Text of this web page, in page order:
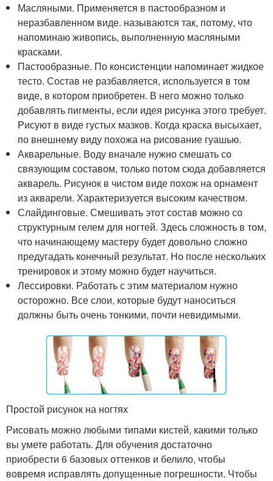
Масляными. Применяется в пастообразном и
неразбавленном виде. называются так, потому, что
напоминаю живопись, выполненную масляными
красками.
Пастообразные. По консистенции напоминает жидкое
тесто. Состав не разбавляется, используется в том
виде, в котором приобретен. В него можно только
добавлять пигменты, если идея рисунка этого требует.
Рисуют в виде густых мазков. Когда краска высыхает,
по внешнему виду похожа на рисование гуашью.
Акварельные. Воду вначале нужно смешать со
связующим составом, только потом сюда добавляется
акварель. Рисунок в чистом виде похож на орнамент
из акварели. Характеризуется высоким качеством.
Слайдинговые. Смешивать этот состав можно со
структурным гелем для ногтей. Здесь сложность в том,
что начинающему мастеру будет довольно сложно
предугадать конечный результат. Но после нескольких
тренировок и этому можно будет научиться.
Лессировки. Работать с этим материалом нужно
осторожно. Все слои, которые будут наноситься
должны быть очень тонкими, почти невидимыми.
Простой рисунок на ногтях
Рисовать можно любыми типами кистей, какими только
вы умете работать. Для обучения достаточно
приобрести 6 базовых оттенков и белило, чтобы
вовремя исправлять допущенные погрешности. Чтобы